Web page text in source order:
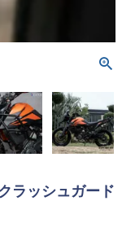
ラッシュガード